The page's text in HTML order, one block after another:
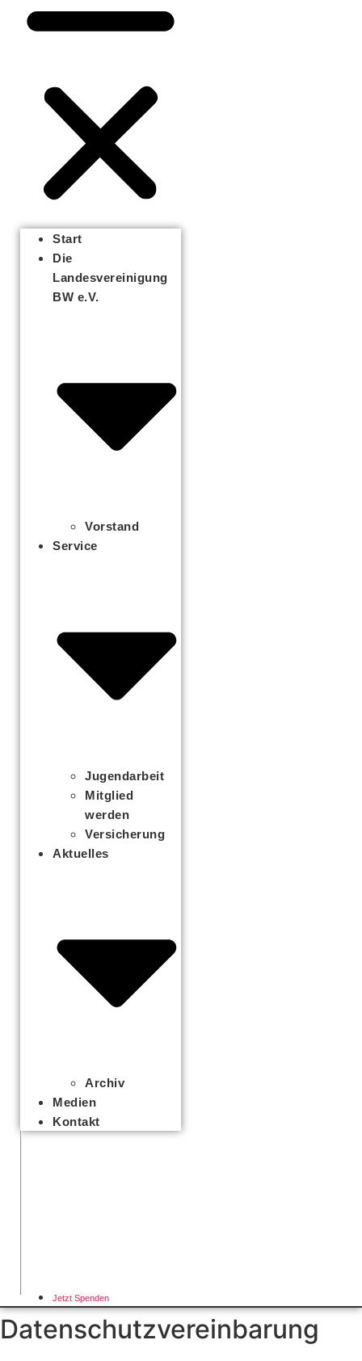
Start
Die
Landesvereinigung
BW e.V.
Vorstand
Service
Jugendarbeit
Mitglied
werden
Versicherung
Aktuelles
Archiv
Medien
Kontakt
Jetzt Spenden
Datenschutzvereinbarung